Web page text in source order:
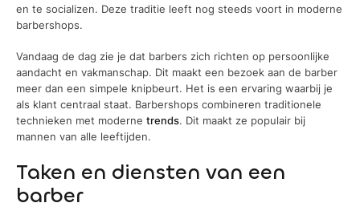
en te socializen. Deze traditie leeft nog steeds voort in moderne
barbershops.
Vandaag de dag zie je dat barbers zich richten op persoonlijke
aandacht en vakmanschap. Dit maakt een bezoek aan de barber
meer dan een simpele knipbeurt. Het is een ervaring waarbij je
als klant centraal staat. Barbershops combineren traditionele
technieken met moderne trends. Dit maakt ze populair bij
mannen van alle leeftijden.
Taken en diensten van een
barber